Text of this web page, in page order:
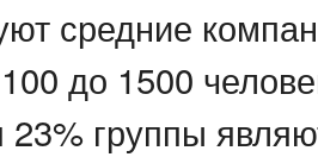
средние
до 1500
группы